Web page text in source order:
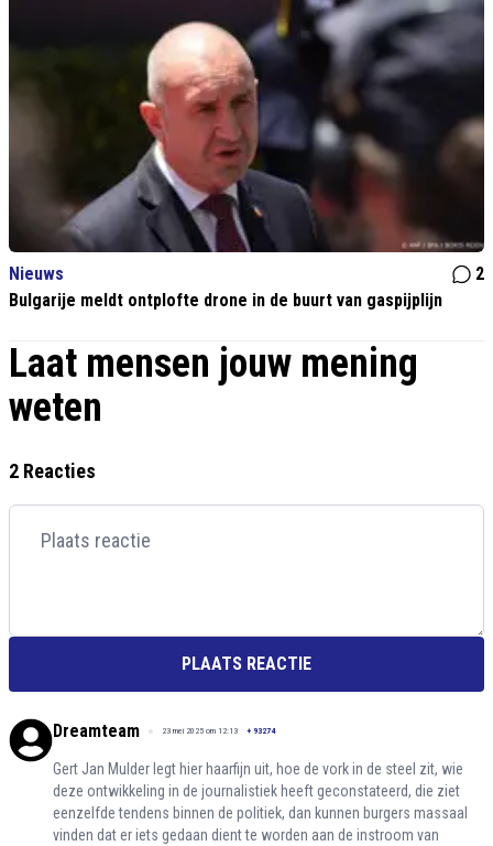
Nieuws
2
Bulgarije meldt ontplofte drone in de buurt van gaspijplijn
Laat mensen jouw mening
weten
2 Reacties
PLAATS REACTIE
Dreamteam 23 mei 2025 om 12:13 + 93274
Gert Jan Mulder legt hier haarfijn uit, hoe de vork in de steel zit, wie
deze ontwikkeling in de journalistiek heeft geconstateerd, die ziet
eenzelfde tendens binnen de politiek, dan kunnen burgers massaal
vinden dat er iets gedaan dient te worden aan de instroom van